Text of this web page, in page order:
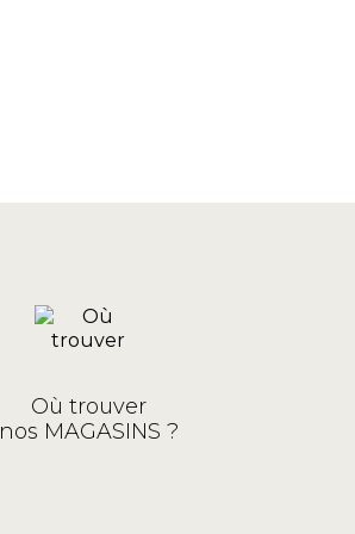
Où trouver
nos MAGASINS ?